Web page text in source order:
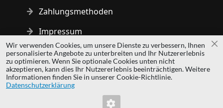
Zahlungsmethoden
Impressum
Copyright © 2014 - 2026 MS Development | All rights reserved
| All logos and trademarks are properties of their respective
owners.
Wir verwenden Cookies, um unsere Dienste zu verbessern, Ihnen
personalisierte Angebote zu unterbreiten und Ihr Nutzererlebnis
zu optimieren. Wenn Sie optionale Cookies unten nicht
akzeptieren, kann dies Ihr Nutzererlebnis beeinträchtigen. Weitere
Informationen finden Sie in unserer Cookie-Richtlinie.
Datenschutzerklärung